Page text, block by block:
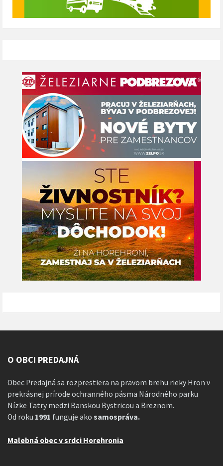
O OBCI PREDAJNÁ
Obec Predajná sa rozprestiera na pravom brehu rieky Hron v
prekrásnej prírode ochranného pásma Národného parku
Nízke Tatry medzi Banskou Bystricou a Breznom.
Od roku 1991 funguje ako samospráva.
Malebná obec v srdci Horehronia